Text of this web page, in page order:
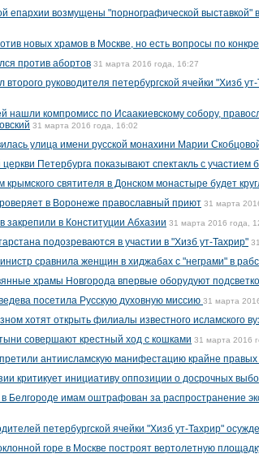
епархии возмущены "порнографической выставкой"
новых храмов в Москве, но есть вопросы по
против абортов 31 марта 2016 года, 16:27
второго руководителя петербургской ячейки "Хизб
нашли компромисс по Исаакиевскому собору,
31 марта 2016 года, 16:02
улица имени русской монахини Марии
Петербурга показывают спектакль с участием
крымского святителя в Донском монастыре будет
в Воронеже православный приют 31 марта
закрепили в Конституции Абхазии 31 марта 2016 года,
подозреваются в участии в "Хизб ут-Тахрир"
сравнила женщин в хиджабах с "неграми" в
храмы Новгорода впервые оборудуют
посетила Русскую духовную миссию 31 марта
хотят открыть филиалы известного исламского
совершают крестный ход с кошками 31 марта 2016
антиисламскую манифестацию крайне правых
критикует инициативу оппозиции о досрочных
Белгороде имам оштрафован за распространение
петербургской ячейки "Хизб ут-Тахрир"
горе в Москве построят вертолетную